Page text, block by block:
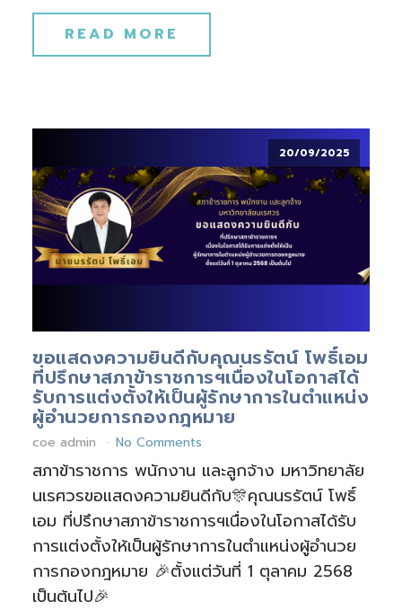
READ MORE
20/09/2025
ขอแสดงความยินดีกับคุณนรรัตน์ โพธิ์เอม
ที่ปรึกษาสภาข้าราชการฯเนื่องในโอกาสได้
รับการแต่งตั้งให้เป็นผู้รักษาการในตำแหน่ง
ผู้อำนวยการกองกฎหมาย
coe admin No Comments
สภาข้าราชการ พนักงาน และลูกจ้าง มหาวิทยาลัย
นเรศวรขอแสดงความยินดีกับ🎊คุณนรรัตน์ โพธิ์
เอม ที่ปรึกษาสภาข้าราชการฯเนื่องในโอกาสได้รับ
การแต่งตั้งให้เป็นผู้รักษาการในตำแหน่งผู้อำนวย
การกองกฎหมาย 🎉ตั้งแต่วันที่ 1 ตุลาคม 2568
เป็นต้นไป🎉